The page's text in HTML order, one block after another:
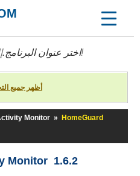
اختر عنوان البرنامج.إلى أسفل إلى النسخة التي تحب!
أظهر جميع
Monitor »
HomeGuard
Monitor 1.6.2